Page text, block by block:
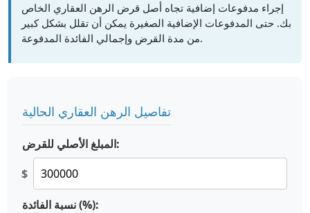
إجراء مدفوعات إضافية تجاه أصل قرض الرهن العقاري الخاص
بك. حتى المدفوعات الإضافية الصغيرة يمكن أن تقلل بشكل كبير
من مدة القرض وإجمالي الفائدة المدفوعة.
تفاصيل الرهن العقاري الحالية
المبلغ الأصلي للقرض:
$
نسبة الفائدة (%):